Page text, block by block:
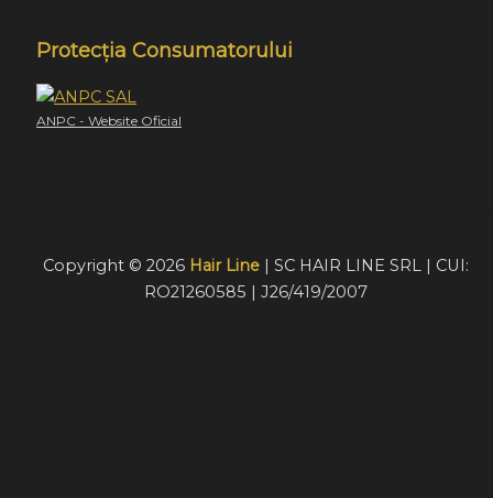
Protecția Consumatorului
ANPC - Website Oficial
Copyright © 2026 Hair Line| SC HAIR LINE SRL | CUI:
RO21260585 | J26/419/2007